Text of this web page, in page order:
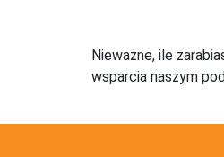
Nieważne, ile
wsparcia naszym